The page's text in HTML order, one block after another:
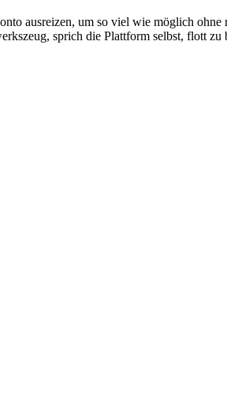
ausreizen, um so viel wie möglich ohne
sprich die Plattform selbst, flott zu